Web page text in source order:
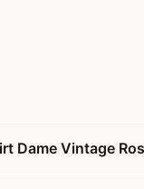
Dame Vintage